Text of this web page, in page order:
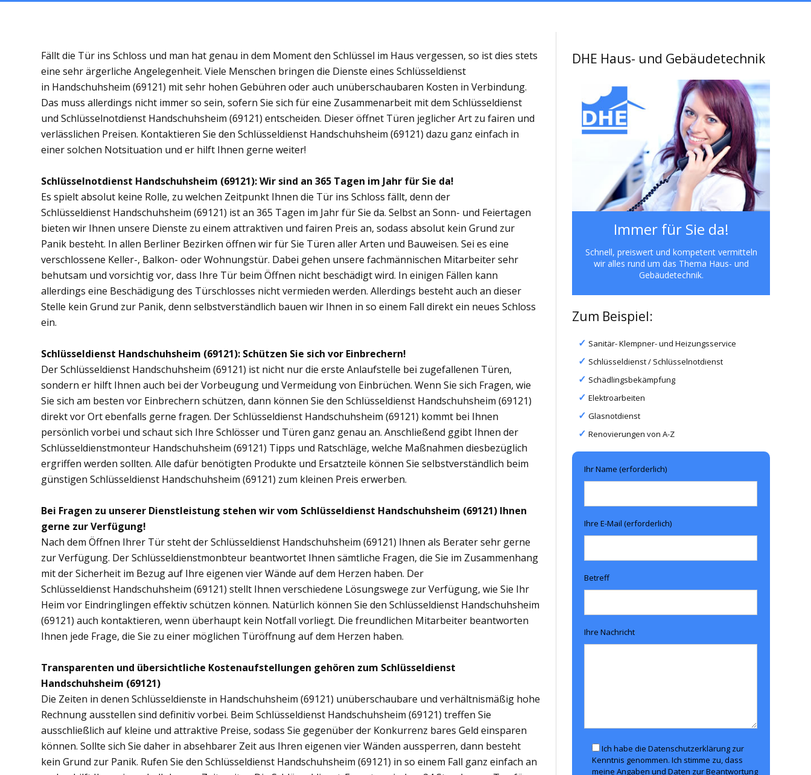
DHE Haus- und Gebäudetechnik
Immer für Sie da!
Schnell, preiswert und kompetent vermitteln
wir alles rund um das Thema Haus- und
Gebäudetechnik.
Zum Beispiel:
Sanitär- Klempner- und Heizungsservice
Schlüsseldienst / Schlüsselnotdienst
Schädlingsbekämpfung
Elektroarbeiten
Glasnotdienst
Renovierungen von A-Z
Ihr Name (erforderlich)
Ihre E-Mail (erforderlich)
Betreff
Ihre Nachricht
Ich habe die Datenschutzerklärung zur
Kenntnis genommen. Ich stimme zu, dass
meine Angaben und Daten zur Beantwortung
Fällt die Tür ins Schloss und man hat genau in dem Moment den Schlüssel im Haus vergessen, so ist dies stets
eine sehr ärgerliche Angelegenheit. Viele Menschen bringen die Dienste eines Schlüsseldienst
in Handschuhsheim (69121) mit sehr hohen Gebühren oder auch unüberschaubaren Kosten in Verbindung.
Das muss allerdings nicht immer so sein, sofern Sie sich für eine Zusammenarbeit mit dem Schlüsseldienst
und Schlüsselnotdienst Handschuhsheim (69121) entscheiden. Dieser öffnet Türen jeglicher Art zu fairen und
verlässlichen Preisen. Kontaktieren Sie den Schlüsseldienst Handschuhsheim (69121) dazu ganz einfach in
einer solchen Notsituation und er hilft Ihnen gerne weiter!
Schlüsselnotdienst Handschuhsheim (69121): Wir sind an 365 Tagen im Jahr für Sie da!
Es spielt absolut keine Rolle, zu welchen Zeitpunkt Ihnen die Tür ins Schloss fällt, denn der
Schlüsseldienst Handschuhsheim (69121) ist an 365 Tagen im Jahr für Sie da. Selbst an Sonn- und Feiertagen
bieten wir Ihnen unsere Dienste zu einem attraktiven und fairen Preis an, sodass absolut kein Grund zur
Panik besteht. In allen Berliner Bezirken öffnen wir für Sie Türen aller Arten und Bauweisen. Sei es eine
verschlossene Keller-, Balkon- oder Wohnungstür. Dabei gehen unsere fachmännischen Mitarbeiter sehr
behutsam und vorsichtig vor, dass Ihre Tür beim Öffnen nicht beschädigt wird. In einigen Fällen kann
allerdings eine Beschädigung des Türschlosses nicht vermieden werden. Allerdings besteht auch an dieser
Stelle kein Grund zur Panik, denn selbstverständlich bauen wir Ihnen in so einem Fall direkt ein neues Schloss
ein.
Schlüsseldienst Handschuhsheim (69121): Schützen Sie sich vor Einbrechern!
Der Schlüsseldienst Handschuhsheim (69121) ist nicht nur die erste Anlaufstelle bei zugefallenen Türen,
sondern er hilft Ihnen auch bei der Vorbeugung und Vermeidung von Einbrüchen. Wenn Sie sich Fragen, wie
Sie sich am besten vor Einbrechern schützen, dann können Sie den Schlüsseldienst Handschuhsheim (69121)
direkt vor Ort ebenfalls gerne fragen. Der Schlüsseldienst Handschuhsheim (69121) kommt bei Ihnen
persönlich vorbei und schaut sich Ihre Schlösser und Türen ganz genau an. Anschließend ggibt Ihnen der
Schlüsseldienstmonteur Handschuhsheim (69121) Tipps und Ratschläge, welche Maßnahmen diesbezüglich
ergriffen werden sollten. Alle dafür benötigten Produkte und Ersatzteile können Sie selbstverständlich beim
günstigen Schlüsseldienst Handschuhsheim (69121) zum kleinen Preis erwerben.
Bei Fragen zu unserer Dienstleistung stehen wir vom Schlüsseldienst Handschuhsheim (69121) Ihnen
gerne zur Verfügung!
Nach dem Öffnen Ihrer Tür steht der Schlüsseldienst Handschuhsheim (69121) Ihnen als Berater sehr gerne
zur Verfügung. Der Schlüsseldienstmonbteur beantwortet Ihnen sämtliche Fragen, die Sie im Zusammenhang
mit der Sicherheit im Bezug auf Ihre eigenen vier Wände auf dem Herzen haben. Der
Schlüsseldienst Handschuhsheim (69121) stellt Ihnen verschiedene Lösungswege zur Verfügung, wie Sie Ihr
Heim vor Eindringlingen effektiv schützen können. Natürlich können Sie den Schlüsseldienst Handschuhsheim
(69121) auch kontaktieren, wenn überhaupt kein Notfall vorliegt. Die freundlichen Mitarbeiter beantworten
Ihnen jede Frage, die Sie zu einer möglichen Türöffnung auf dem Herzen haben.
Transparenten und übersichtliche Kostenaufstellungen gehören zum Schlüsseldienst
Handschuhsheim (69121)
Die Zeiten in denen Schlüsseldienste in Handschuhsheim (69121) unüberschaubare und verhältnismäßig hohe
Rechnung ausstellen sind definitiv vorbei. Beim Schlüsseldienst Handschuhsheim (69121) treffen Sie
ausschließlich auf kleine und attraktive Preise, sodass Sie gegenüber der Konkurrenz bares Geld einsparen
können. Sollte sich Sie daher in absehbarer Zeit aus Ihren eigenen vier Wänden aussperren, dann besteht
kein Grund zur Panik. Rufen Sie den Schlüsseldienst Handschuhsheim (69121) in so einem Fall ganz einfach an